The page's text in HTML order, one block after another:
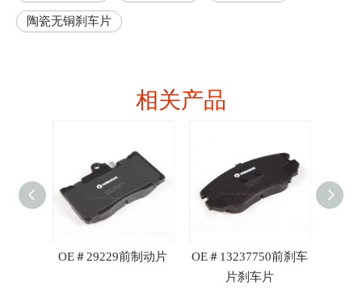
陶瓷无铜刹车片
相关产品
OE＃29229前制动片
OE＃13237750前刹车
片刹车片